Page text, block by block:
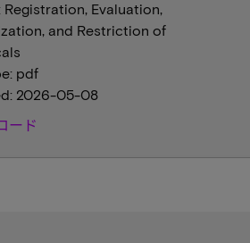
Registration, Evaluation,
and Restriction of
pdf
2026-05-08
ード